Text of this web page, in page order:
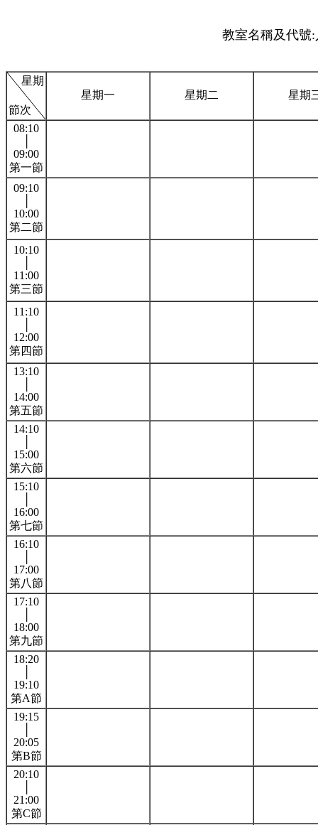
教室名稱及代號
星期
節次
星期一 星期二 星期
08:10
09:00
第一節
09:10
10:00
第二節
10:10
11:00
第三節
11:10
12:00
第四節
13:10
14:00
第五節
14:10
15:00
第六節
15:10
16:00
第七節
16:10
17:00
第八節
17:10
18:00
第九節
18:20
19:10
第A節
19:15
20:05
第B節
20:10
21:00
第C節